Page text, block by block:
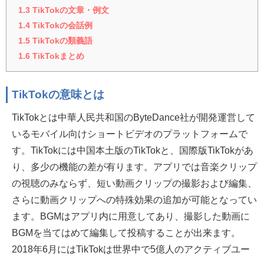
1.3 TikTokの文章・例文
1.4 TikTokの会話例
1.5 TikTokの類義語
1.6 TikTokまとめ
TikTokの意味とは
TikTokとは中華人民共和国のByteDance社が開発運営して
いるモバイル向けショートビデオのプラットフォームで
す。TikTokには中国本土版のTikTokと、国際版TikTokがあ
り、多少の機能の差が有ります。アプリでは音楽クリップ
の視聴のみならず、短い動画クリップの撮影および編集、
さらに動画クリップへの特殊効果の追加が可能となってい
ます。BGMはアプリ内に用意してあり、撮影した動画に
BGMを当てはめて編集して投稿することが出来ます。
2018年6月にはTikTokは世界中で5億人のアクティブユー